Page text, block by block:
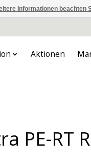
Aktionen
PE-RT
Informationen beachten